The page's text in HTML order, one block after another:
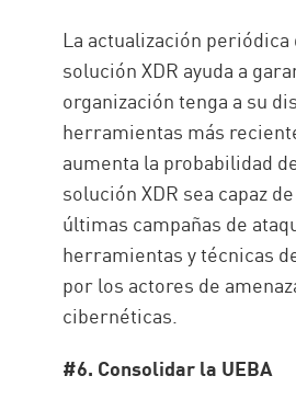
La actualización periódica
solución XDR ayuda a
organización tenga a su
herramientas más
aumenta la probabilidad
solución XDR sea capaz
últimas campañas de
herramientas y técnicas
por los actores de
cibernéticas.
#6. Consolidar la UEBA